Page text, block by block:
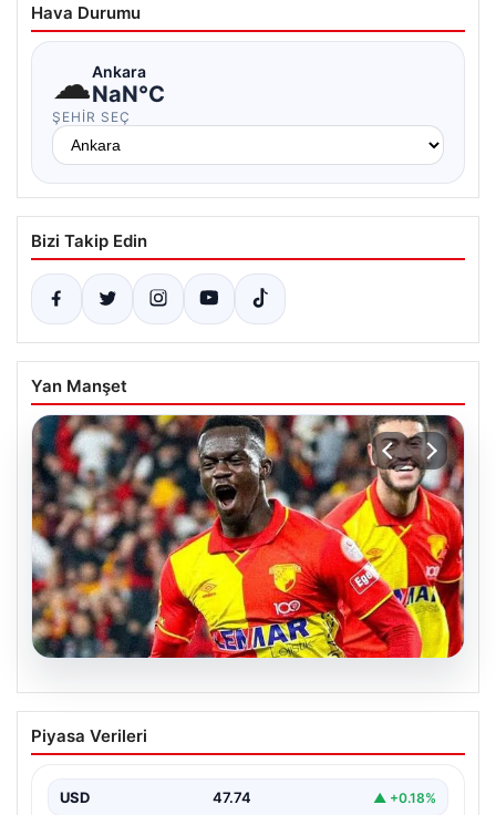
Hava Durumu
☁Ankara
NaN°C
ŞEHIR SEÇ
Bizi Takip Edin
Yan Manşet
07.08.2026
Göztepe’de hareketlilik: Anthony
Dennis için Almanya’dan teklif
Süper Lig temsilcisi Göztepe'nin orta sahasında görev
Piyasa Verileri
USD 47.74 ▲ +0.18%